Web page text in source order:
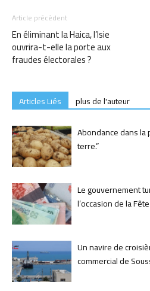
Article précédent
En éliminant la Haica, l’Isie
ouvrira-t-elle la porte aux
fraudes électorales ?
Articles Liés
plus de l'auteur
Abondance dans
terre.”
Le gouvernement
l’occasion de la
Un navire de
commercial de